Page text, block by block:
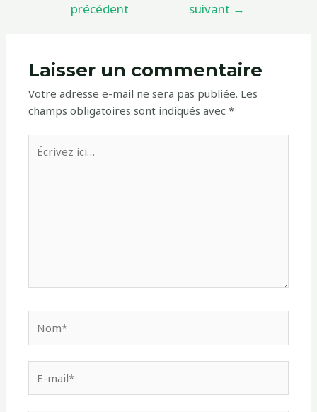
l’articleprécédent
suivant →
Laisser un commentaire
Votre adresse e-mail ne sera pas publiée. Les
champs obligatoires sont indiqués avec*
Écrivez
ici…
mail*